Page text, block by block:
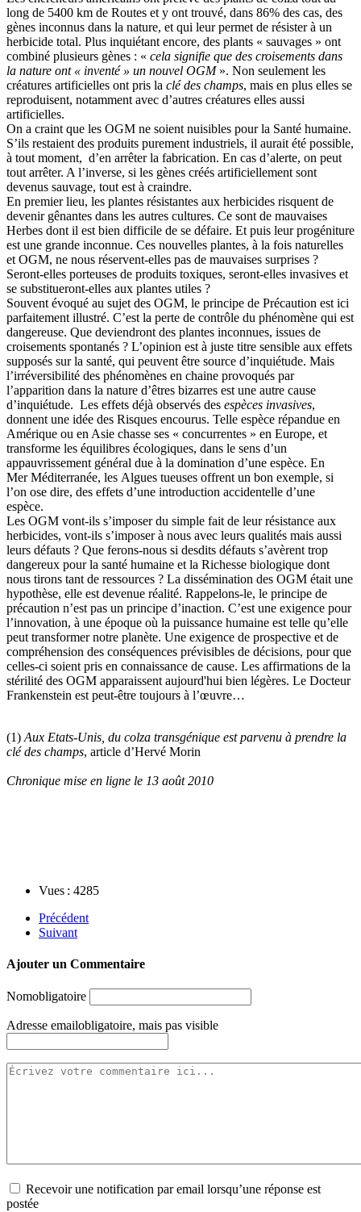
long de 5400 km de Routes et y ont trouvé, dans 86% des cas, des
gènes inconnus dans la nature, et qui leur permet de résister à un
herbicide total. Plus inquiétant encore, des plants « sauvages » ont
combiné plusieurs gènes : « cela signifie que des croisements dans
la nature ont « inventé » un nouvel OGM». Non seulement les
créatures artificielles ont pris la clé des champs, mais en plus elles se
reproduisent, notamment avec d’autres créatures elles aussi
artificielles.
On a craint que les OGM ne soient nuisibles pour la Santé humaine.
S’ils restaient des produits purement industriels, il aurait été possible,
à tout moment, d’en arrêter la fabrication. En cas d’alerte, on peut
tout arrêter. A l’inverse, si les gènes créés artificiellement sont
devenus sauvage, tout est à craindre.
En premier lieu, les plantes résistantes aux herbicides risquent de
devenir gênantes dans les autres cultures. Ce sont de mauvaises
Herbes dont il est bien difficile de se défaire. Et puis leur progéniture
est une grande inconnue. Ces nouvelles plantes, à la fois naturelles
et OGM, ne nous réservent-elles pas de mauvaises surprises ?
Seront-elles porteuses de produits toxiques, seront-elles invasives et
se substitueront-elles aux plantes utiles ?
Souvent évoqué au sujet des OGM, le principe de Précaution est ici
parfaitement illustré. C’est la perte de contrôle du phénomène qui est
dangereuse. Que deviendront des plantes inconnues, issues de
croisements spontanés ? L’opinion est à juste titre sensible aux effets
supposés sur la santé, qui peuvent être source d’inquiétude. Mais
l’irréversibilité des phénomènes en chaine provoqués par
l’apparition dans la nature d’êtres bizarres est une autre cause
d’inquiétude. Les effets déjà observés des espèces invasives,
donnent une idée des Risques encourus. Telle espèce répandue en
Amérique ou en Asie chasse ses « concurrentes » en Europe, et
transforme les équilibres écologiques, dans le sens d’un
appauvrissement général due à la domination d’une espèce. En
Mer Méditerranée, les Algues tueuses offrent un bon exemple, si
l’on ose dire, des effets d’une introduction accidentelle d’une
espèce.
Les OGM vont-ils s’imposer du simple fait de leur résistance aux
herbicides, vont-ils s’imposer à nous avec leurs qualités mais aussi
leurs défauts ? Que ferons-nous si desdits défauts s’avèrent trop
dangereux pour la santé humaine et la Richesse biologique dont
nous tirons tant de ressources ? La dissémination des OGM était une
hypothèse, elle est devenue réalité. Rappelons-le, le principe de
précaution n’est pas un principe d’inaction. C’est une exigence pour
l’innovation, à une époque où la puissance humaine est telle qu’elle
peut transformer notre planète. Une exigence de prospective et de
compréhension des conséquences prévisibles de décisions, pour que
celles-ci soient pris en connaissance de cause. Les affirmations de la
stérilité des OGM apparaissent aujourd'hui bien légères. Le Docteur
Frankenstein est peut-être toujours à l’œuvre…
(1) Aux Etats-Unis, du colza transgénique est parvenu à prendre la
clé des champs, article d’Hervé Morin
Chronique mise en ligne le 13 août 2010
Vues : 4285
Précédent
Suivant
Ajouter un Commentaire
Nomobligatoire
Adresse emailobligatoire, mais pas visible
Recevoir une notification par email lorsqu’une réponse est
postée